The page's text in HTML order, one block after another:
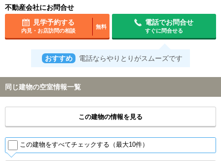
不動産会社にお問合せ
見学予約する
内見・お店訪問の相談
無料
電話でお問合せ
すぐに問合せる
おすすめ 電話ならやりとりがスムーズです
同じ建物の空室情報一覧
この建物の情報を見る
この建物をすべてチェックする（最大10件）